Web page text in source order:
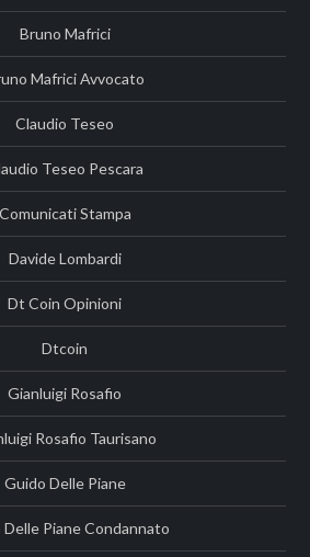
Bruno Mafrici
Mafrici Avvocato
Claudio Teseo
Teseo Pescara
Comunicati Stampa
Davide Lombardi
Dt Coin Opinioni
Dtcoin
Gianluigi Rosafio
Rosafio Taurisano
Guido Delle Piane
Delle Piane Condannato